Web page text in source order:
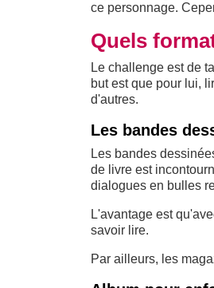
ce personnage.
Quels
Le challenge est de
but est que pour lui,
d'autres.
Les bandes
Les bandes
de livre est
dialogues en bulles
L'avantage est
savoir lire.
Par ailleurs, les